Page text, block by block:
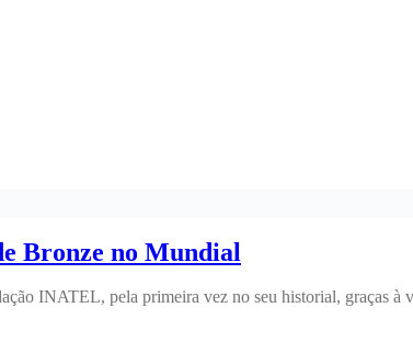
Bronze no Mundial
INATEL, pela primeira vez no seu historial, graças à